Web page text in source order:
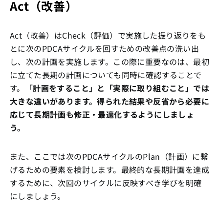
Act（改善）
Act（改善）はCheck（評価）で実施した振り返りをも
とに次のPDCAサイクルを回すための改善点の洗い出
し、次の計画を実施します。この際に重要なのは、最初
に立てた長期の計画についても同時に確認することで
す。「計画をすること」と「実際に取り組むこと」では
大きな違いがあります。得られた結果や反省から必要に
応じて長期計画も修正・最適化するようにしましょ
う。
また、ここでは次のPDCAサイクルのPlan（計画）に繋
げるための要素を検討します。最終的な長期計画を達成
するために、次回のサイクルに反映すべき学びを明確
にしましょう。